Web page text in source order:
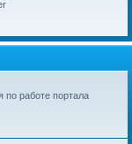
по работе портала